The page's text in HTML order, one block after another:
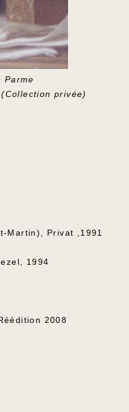
Parme
privée)
Martin), Privat ,1991
1994
2008